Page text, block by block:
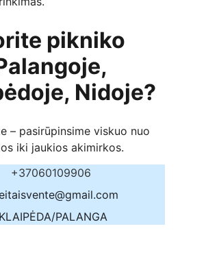
pikniko
Nidoje?
– pasirūpinsime viskuo nuo
iki jaukios akimirkos.
+37060109906
KLAIPĖDA/PALANGA